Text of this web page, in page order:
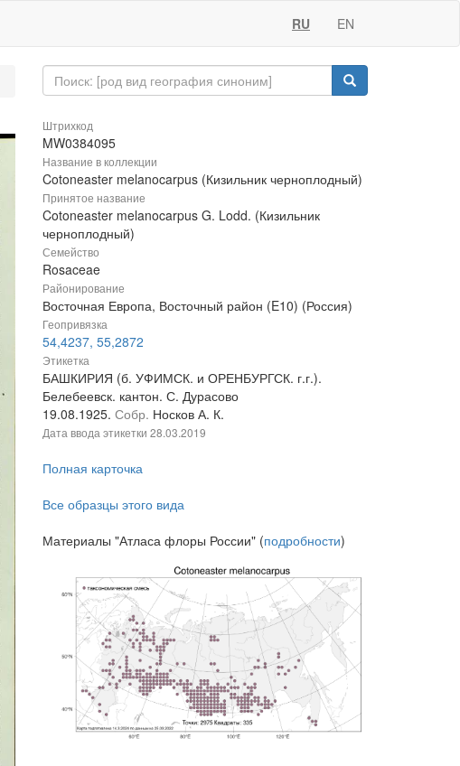
RU EN
Штрихкод
MW0384095
Название в коллекции
Cotoneaster melanocarpus (Кизильник черноплодный)
Принятое название
Cotoneaster melanocarpus G. Lodd. (Кизильник
черноплодный)
Семейство
Rosaceae
Районирование
Восточная Европа, Восточный район (E10) (Россия)
Геопривязка
54,4237, 55,2872
Этикетка
БАШКИРИЯ (б. УФИМСК. и ОРЕНБУРГСК. г.г.).
Белебеевск. кантон. С. Дурасово
19.08.1925. Собр. Носков А. К.
Дата ввода этикетки 28.03.2019
Полная карточка
Все образцы этого вида
Материалы "Атласа флоры России" (подробности)